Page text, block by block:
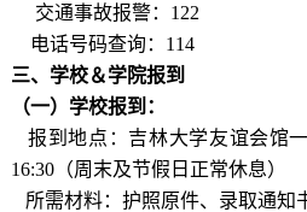
交通事故报警：122
电话号码查询：114
三、 学校＆学院报到
（一） 学校报到 ：
报到地点：吉林大学友谊会馆
16:30（周末及节假日正常休息）
所需材料：护照原件、录取通知